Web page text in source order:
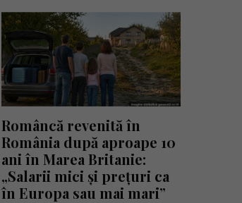
Româncă revenită în
România după aproape 10
ani în Marea Britanie:
„Salarii mici și prețuri ca
în Europa sau mai mari”